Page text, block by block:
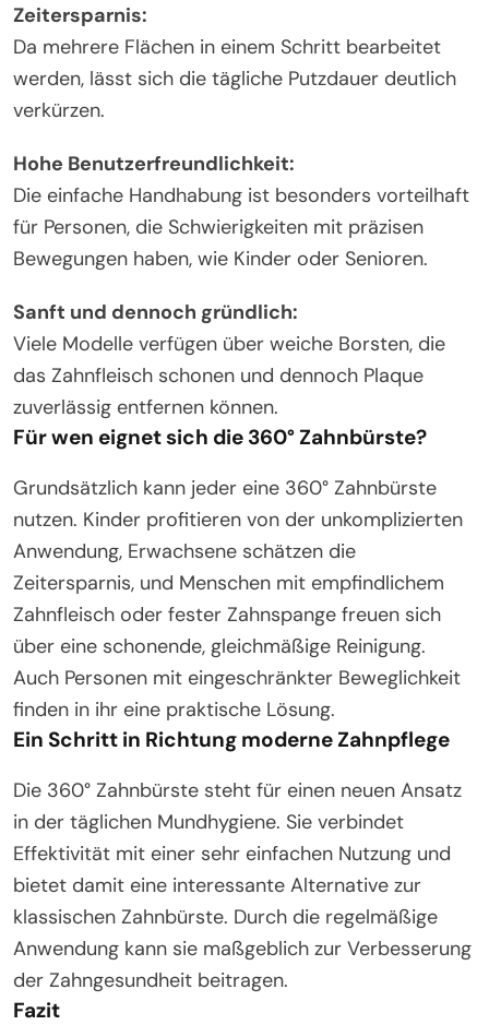
Zeitersparnis:
Da mehrere Flächen in einem Schritt bearbeitet
werden, lässt sich die tägliche Putzdauer deutlich
verkürzen.
Hohe Benutzerfreundlichkeit:
Die einfache Handhabung ist besonders vorteilhaft
für Personen, die Schwierigkeiten mit präzisen
Bewegungen haben, wie Kinder oder Senioren.
Sanft und dennoch gründlich:
Viele Modelle verfügen über weiche Borsten, die
das Zahnfleisch schonen und dennoch Plaque
zuverlässig entfernen können.
Für wen eignet sich die 360° Zahnbürste?
Grundsätzlich kann jeder eine 360° Zahnbürste
nutzen. Kinder profitieren von der unkomplizierten
Anwendung, Erwachsene schätzen die
Zeitersparnis, und Menschen mit empfindlichem
Zahnfleisch oder fester Zahnspange freuen sich
über eine schonende, gleichmäßige Reinigung.
Auch Personen mit eingeschränkter Beweglichkeit
finden in ihr eine praktische Lösung.
Ein Schritt in Richtung moderne Zahnpflege
Die 360° Zahnbürste steht für einen neuen Ansatz
in der täglichen Mundhygiene. Sie verbindet
Effektivität mit einer sehr einfachen Nutzung und
bietet damit eine interessante Alternative zur
klassischen Zahnbürste. Durch die regelmäßige
Anwendung kann sie maßgeblich zur Verbesserung
der Zahngesundheit beitragen.
Fazit